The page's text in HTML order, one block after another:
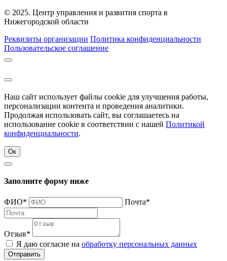
© 2025. Центр управления и развития спорта в
Нижегородской области
Реквизиты организации Политика конфиденциальности
Пользовательское соглашение
Наш сайт использует файлы cookie для улучшения работы,
персонализации контента и проведения аналитики.
Продолжая использовать сайт, вы соглашаетесь на
использование cookie в соответствии с нашей Политикой
конфиденциальности.
Ок
Заполните форму ниже
ФИО* Почта*
Отзыв*
Я даю согласие на обработку персональных данных
Отправить